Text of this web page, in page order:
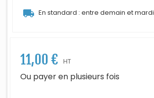
local_shipping En standard : entre demain et mardi
11,00 € HT
Ou payer en plusieurs fois